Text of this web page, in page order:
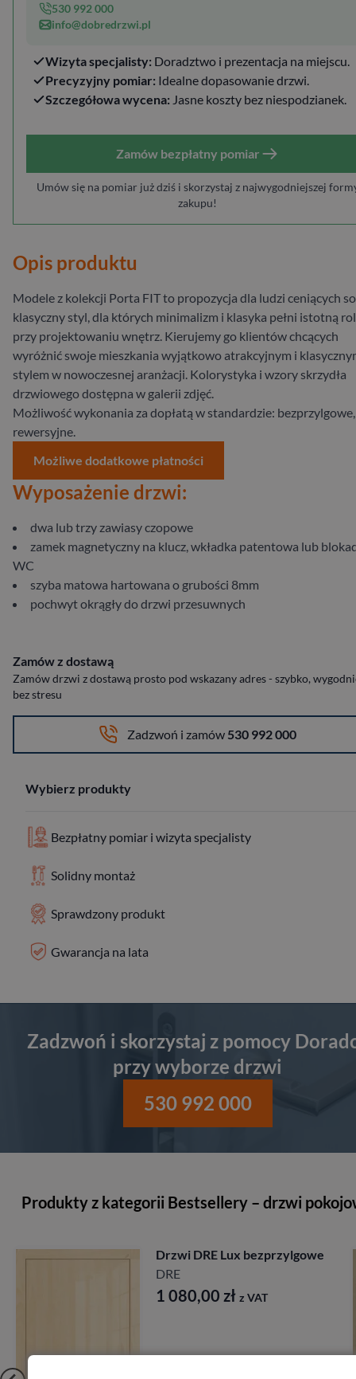
Wizyta specjalisty: Doradztwo i prezentacja na miejscu.
Precyzyjny pomiar: Idealne dopasowanie drzwi.
Szczegółowa wycena: Jasne koszty bez niespodzianek.
530 992 000
info@dobredrzwi.pl
Zamów bezpłatny pomiar
Umów się na pomiar już dziś i skorzystaj z najwygodniejszej
zakupu!
Opis produktu
Modele z kolekcji Porta FIT to propozycja dla ludzi ceniących
klasyczny styl, dla których minimalizm i klasyka pełni istotną
przy projektowaniu wnętrz. Kierujemy go klientów chcących
wyróżnić swoje mieszkania wyjątkowo atrakcyjnym i
stylem w nowoczesnej aranżacji. Kolorystyka i wzory skrzydła
drzwiowego dostępna w galerii zdjęć.
Możliwość wykonania za dopłatą w standardzie: bezprzylgowe,
rewersyjne.
Możliwe dodatkowe płatności
Wyposażenie drzwi:
dwa lub trzy zawiasy czopowe
zamek magnetyczny na klucz, wkładka patentowa lub
WC
szyba matowa hartowana o grubości 8mm
pochwyt okrągły do drzwi przesuwnych
Zamów z dostawą
Zamów drzwi z dostawą prosto pod wskazany adres - szybko,
bez stresu
Zadzwoń i zamów 530 992 000
Wybierz produkty
Bezpłatny pomiar i wizyta specjalisty
Solidny montaż
Sprawdzony produkt
Gwarancja na lata
Zadzwoń i skorzystaj z pomocy
przy wyborze drzwi
530 992 000
Produkty z kategorii Bestsellery – drzwi
Drzwi Porta Villadora
Porta